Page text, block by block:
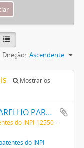
Direção: Ascendente
Mostrar os
UM PROCESSO E APPARELHO PARA DAR FORMA A FILAMENTOS PARA LAMPADAS ELECTRICAS DE INCANDESCENCIA
do INPI-12550
do INPI